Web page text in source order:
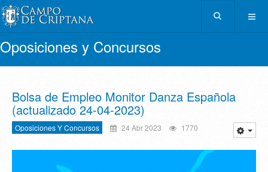
Oposiciones y Concursos
Bolsa de Empleo Monitor Danza Española
(actualizado 24-04-2023)
Oposiciones Y Concursos 24 Abr 2023 1770